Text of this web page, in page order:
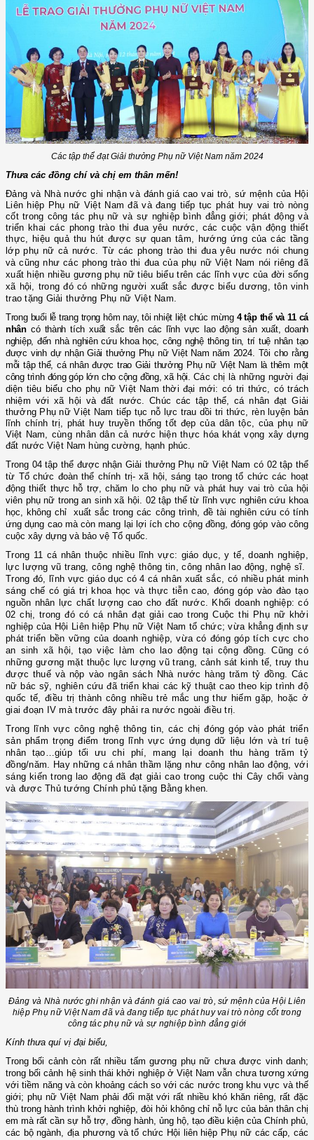
Các tập thể đạt Giải thưởng Phụ nữ Việt Nam năm 2024
Thưa các đồng chí và chị em thân mến!
Đảng và Nhà nước ghi nhận và đánh giá caovai trò, sứ mệnh của Hội
Liên hiệp Phụ nữ Việt Nam đã và đang tiếp tục phát huy vai trò nòng
cốt trong công tác phụ nữ và sự nghiệp bình đẳng giới; phát động và
triển khai các phong trào thi đua yêu nước, các cuộc vận động thiết
thực, hiệu quả thu hút được sự quan tâm, hướng ứng của các tầng
lớp phụ nữ cả nước. Từ các phong trào thi đua yêu nước nói chung
và cũng như các phong trào thi đua của phụ nữ Việt Nam nói riêng đã
xuất hiện nhiều gương phụ nữ tiêu biểu trên các lĩnh vực của đời sống
xã hội, trong đó có những người xuất sắc được biểu dương, tôn vinh
trao tặng Giải thưởng Phụ nữ Việt Nam.
Trong buổi lễ trang trọng hôm nay, tôi nhiệt liệt chúc mừng 4 tập thể và 11 cá
nhâncó thành tích xuất sắc trên các lĩnh vực
lao động sản xuất, doanh
nghiệp, đến nhà nghiên cứu khoa học, công nghệ thông tin, trí tuệ nhân tạo
được vinh dự nhận Giải thưởng Phụ nữ Việt Nam năm 2024. Tôi cho rằng
mỗi tập thể, cá nhân được trao Giải thưởng Phụ nữ Việt Nam là thêm một
công trình đóng góp lớn cho cộng đồng, xã hội.Các chị là những người đại
diện tiêu biểu cho phụ nữ Việt Nam thời đại mới: có tri thức, có trách
nhiệm với xã hội và đất nước. Chúc các tập thể, cá nhân đạt Giải
thưởng Phụ nữ Việt Nam tiếp tục nỗ lực trau dồi tri thức, rèn luyện bản
lĩnh chính trị, phát huy truyền thống tốt đẹp của dân tộc, của phụ nữ
Việt Nam, cùng nhân dân cả nước hiện thực hóa khát vọng xây dựng
đất nước Việt Nam hùng cường, hạnh phúc.
Trong 04 tập thể được nhận Giải thưởng Phụ nữ Việt Nam có 02 tập thể
từ Tổ chức đoàn thể chính trị- xã hội, sáng tạo trong tổ chức các hoạt
động thiết thực hỗ trợ, chăm lo cho phụ nữ và phát huy vai trò của hội
viên phụ nữ trong an sinh xã hội. 02 tập thể từ lĩnh vực nghiên cứu khoa
học, không chỉ xuất sắc trong các công trình, đề tài nghiên cứu có tính
ứng dụng cao mà còn mang lại lợi ích cho cộng đồng, đóng góp vào công
cuộc xây dựng và bảo vệ Tổ quốc.
Trong 11 cá nhân thuộc nhiều lĩnh vực: giáo dục, y tế, doanh nghiệp,
lực lượng vũ trang, công nghệ thông tin, công nhân lao động, nghệ sĩ.
Trong đó, lĩnh vực giáo dục có 4 cá nhân xuất sắc, có nhiều phát minh
sáng chế có giá trị khoa học và thực tiễn cao, đóng góp vào đào tạo
nguồn nhân lực chất lượng cao cho đất nước. Khối doanh nghiệp: có
02 chị, trong đó có cá nhân đạt giải cao trong Cuộc thi Phụ nữ khởi
nghiệp của Hội Liên hiệp Phụ nữ Việt Nam tổ chức; vừa khẳng định sự
phát triển bền vững của doanh nghiệp, vừa có đóng góp tích cực cho
an sinh xã hội, tạo việc làm cho lao động tại cộng đồng. Cũng có
những gương mặt thuộc lực lượng vũ trang, cảnh sát kinh tế, truy thu
được thuế và nộp vào ngân sách Nhà nước hàng trăm tỷ đồng. Các
nữ bác sỹ, nghiên cứu đã triển khai các kỹ thuật cao theo kịp trình độ
quốc tế, điều trị thành công nhiều trẻ mắc ung thư hiếm gặp, hoặc ở
giai đoạn IV mà trước đây phải ra nước ngoài điều trị.
Trong lĩnh vực công nghệ thông tin, các chị đóng góp vào phát triển
sản phẩm trọng điểm trong lĩnh vực ứng dụng dữ liệu lớn và trí tuệ
nhân tạo…giúp tối ưu chi phí, mang lại doanh thu hàng trăm tỷ
đồng/năm. Hay những cá nhân thầm lặng như công nhân lao động, với
sáng kiến trong lao động đã đạt giải cao trong cuộc thi Cây chổi vàng
và được Thủ tướng Chính phủ tặng Bằng khen.
Đảng và Nhà nước ghi nhận và đánh giá cao vai trò, sứ mệnh củaHội Liên
hiệp Phụ nữ Việt Nam đã và đang tiếp tục phát huy vai trò nòng cốt trong
công tác phụ nữ và sự nghiệp bình đẳng giới
Kính thưa quí vị đại biểu,
Trong bối cảnhcòn rất nhiều tấm gương phụ nữ chưa được vinh danh;
trong bối cảnh hệ sinh thái khởi nghiệp ở Việt Nam vẫn chưa tương xứng
với tiềm năng và còn khoảng cách so với các nước trong khu vực và thế
giới; phụ nữ Việt Nam phải đối mặt với rất nhiều khó khăn riêng, rất đặc
thù trong hành trình khởi nghiệp, đòi hỏi không chỉ nỗ lực của bản thân chị
em mà rất cần sự hỗ trợ, đồng hành, ủng hộ, tạo điều kiện của Chính phủ,
các bộ ngành, địa phương và tổ chức Hội liên hiệp Phụ nữ các cấp, các